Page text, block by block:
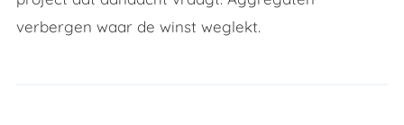
verbergen waar de winst weglekt.